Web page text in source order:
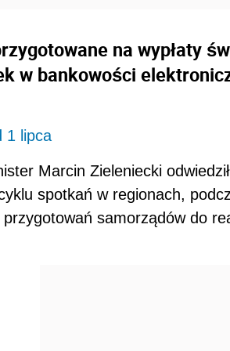
na wypłaty
w bankowości
1 lipca
Marcin Zieleniecki
spotkań w regionach,
samorządów do